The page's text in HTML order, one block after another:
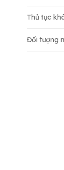
Thủ tục
Đối tượng